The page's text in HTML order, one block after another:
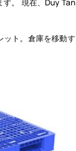
す。 現在、Duy Tan
ット。倉庫を移動す